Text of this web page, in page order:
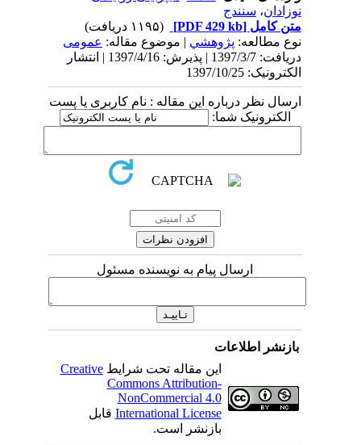
سنندج
[PDF 429 kb]
(۱۱۹۵ دریافت)
نوع مطالعه:پژوهشي| موضوع مقاله:عمومى
دریافت: 1397/3/7 | پذیرش: 1397/4/16 | انتشار
الکترونیک: 1397/10/25
ارسال نظر درباره این مقاله : نام کاربری یا پست
الکترونیک شما:
ارسال پیام به نویسنده مسئول
بازنشر اطلاعات
این مقاله تحت شرایطCreative
Commons Attribution-
NonCommercial 4.0
International Licenseقابل
بازنشر است.